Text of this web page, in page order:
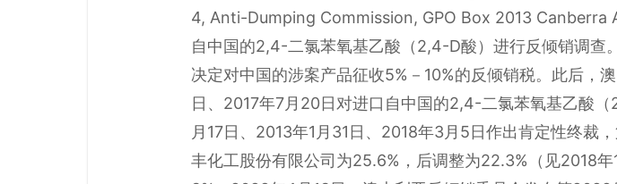
4, Anti-Dumping Commission, GPO Box 2013 Canberra
自中国的2,4-二氯苯氧基乙酸（2,4-D酸）进行反倾销调查
决定对中国的涉案产品征收5%－10%的反倾销税。此后，
日、2017年7月20日对进口自中国的2,4-二氯苯氧基乙酸
月17日、2013年1月31日、2018年3月5日作出肯定性终裁
丰化工股份有限公司为25.6%，后调整为22.3%（见2018